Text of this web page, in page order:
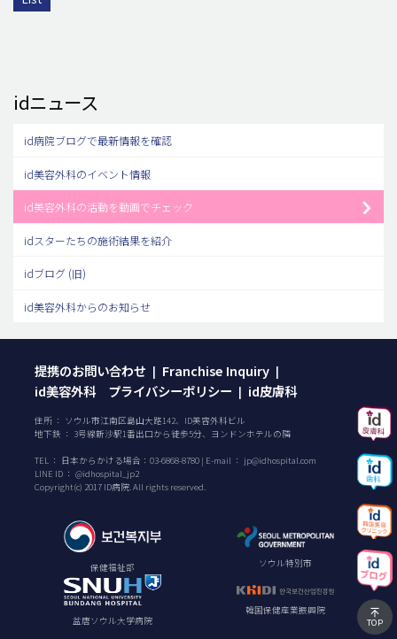
idニュース
id病院ブログで最新情報を確認
id美容外科のイベント情報
id美容外科の活動を動画でチェック
idスターたちの施術結果を紹介
idブログ (旧)
id美容外科からのお知らせ
提携のお問い合わせ | Franchise Inquiry |
id美容外科 プライバシーポリシー | id皮膚科
住所 ： ソウル市江南区島山大路142、ID美容外科ビル
地下鉄 ： 3号線新沙駅1番出口から徒歩5分、ヨンドンホテルの隣
TEL ： 日本からかける場合： 03-6868-8780 | E-mail ： jp@idhospital.com
LINE ID ： @idhospital_jp2
Copyright(c) 2017 ID病院. All rights reserved.
保健福祉部 ソウル特別市
盆唐ソウル大学病院
韓国保健産業振興院
TOP